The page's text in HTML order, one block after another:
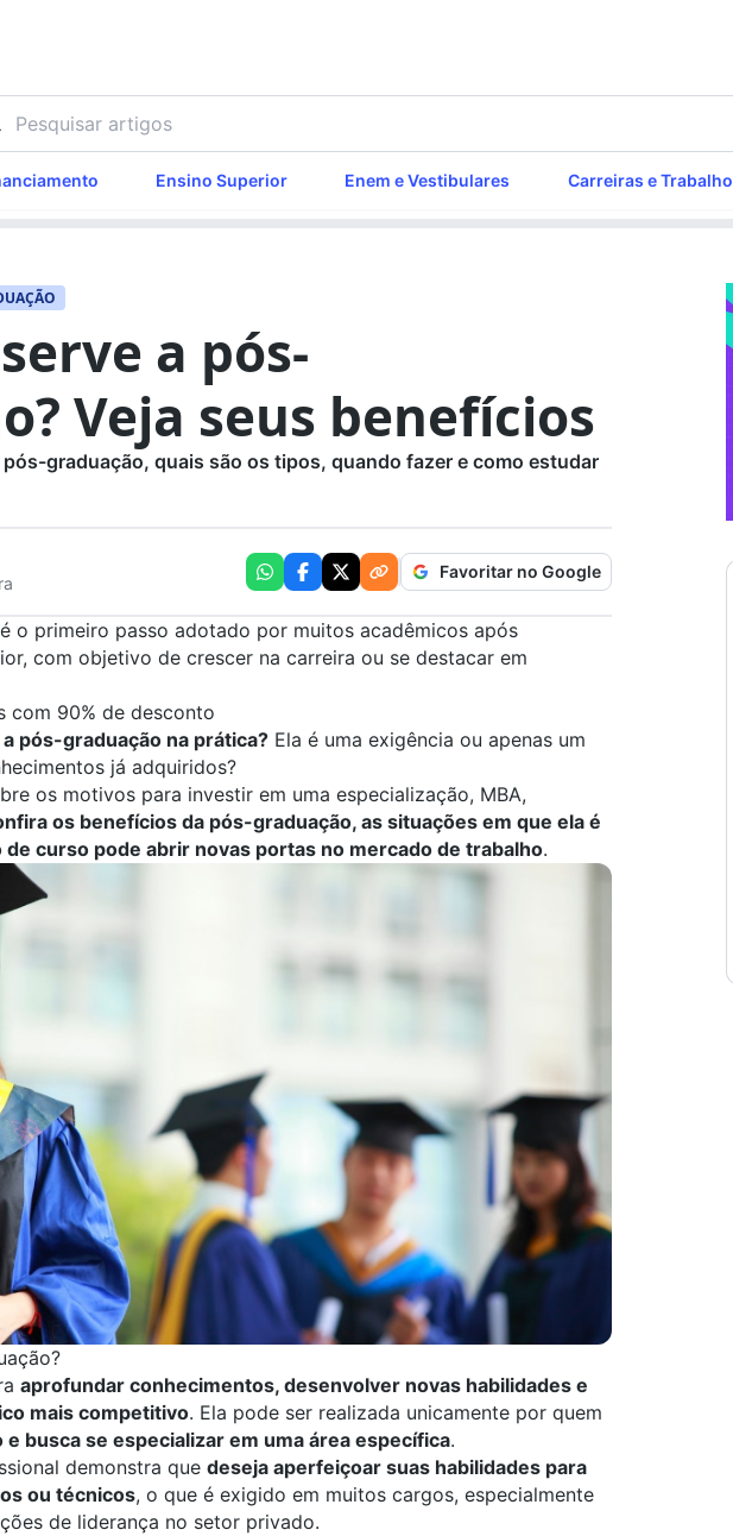
Ensino Superior Enem e Vestibulares Carreiras e Trabalho
a pós-
Veja seus benefícios
pós-graduação, quais são os tipos, quando fazer e como estudar
Favoritar no Google
o primeiro passo adotado por muitos acadêmicos após
com objetivo de crescer na carreira ou se destacar em
com 90% de desconto
pós-graduação na prática? Ela é uma exigência ou apenas um
já adquiridos?
os motivos para investir em uma especialização, MBA,
os benefícios da pós-graduação, as situações em que ela é
de curso pode abrir novas portas no mercado de trabalho.
aprofundar conhecimentos, desenvolver novas habilidades e
mais competitivo. Ela pode ser realizada unicamente por quem
e busca se especializar em uma área específica.
demonstra que deseja aperfeiçoar suas habilidades para
ou técnicos, o que é exigido em muitos cargos, especialmente
de liderança no setor privado.